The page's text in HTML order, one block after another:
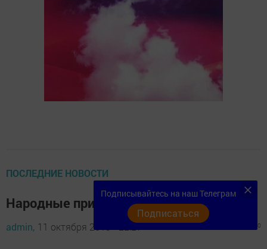
ПОСЛЕДНИЕ НОВОСТИ
Народные приметы на 12 октября
admin, 11 октября 2019 - 22:27 0
Подписывайтесь на наш Телеграм
Подписаться